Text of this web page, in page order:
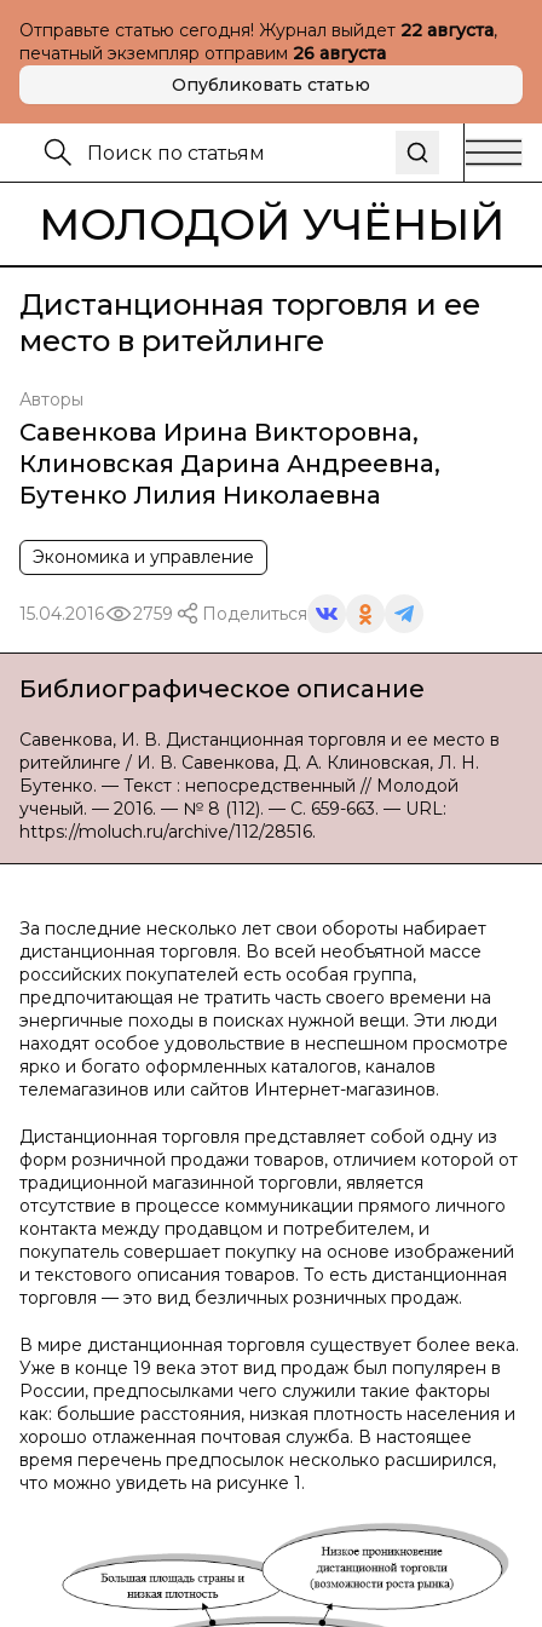
Отправьте статью сегодня! Журнал выйдет 22 августа,
печатный экземпляр отправим 26 августа
Опубликовать статью
МОЛОДОЙ УЧЁНЫЙ
Дистанционная торговля и ее
место в ритейлинге
Авторы
Савенкова Ирина Викторовна,
Клиновская Дарина Андреевна,
Бутенко Лилия Николаевна
Экономика и управление
15.04.2016 2759 Поделиться
Библиографическое описание
Савенкова, И. В. Дистанционная торговля и ее место в
ритейлинге / И. В. Савенкова, Д. А. Клиновская, Л. Н.
Бутенко. — Текст : непосредственный // Молодой
ученый. — 2016. — № 8 (112). — С. 659-663. — URL:
https://moluch.ru/archive/112/28516.
За последние несколько лет свои обороты набирает
дистанционная торговля. Во всей необъятной массе
российских покупателей есть особая группа,
предпочитающая не тратить часть своего времени на
энергичные походы в поисках нужной вещи. Эти люди
находят особое удовольствие в неспешном просмотре
ярко и богато оформленных каталогов, каналов
телемагазинов или сайтов Интернет-магазинов.
Дистанционная торговля представляет собой одну из
форм розничной продажи товаров, отличием которой от
традиционной магазинной торговли, является
отсутствие в процессе коммуникации прямого личного
контакта между продавцом и потребителем, и
покупатель совершает покупку на основе изображений
и текстового описания товаров. То есть дистанционная
торговля — это вид безличных розничных продаж.
В мире дистанционная торговля существует более века.
Уже в конце 19 века этот вид продаж был популярен в
России, предпосылками чего служили такие факторы
как: большие расстояния, низкая плотность населения и
хорошо отлаженная почтовая служба. В настоящее
время перечень предпосылок несколько расширился,
что можно увидеть на рисунке 1.